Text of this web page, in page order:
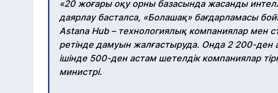
«20 жоғары оқу орны базасында жасанды
даярлау басталса, «Болашақ» бағдарламасы
Astana Hub – технологиялық компаниялар мен
ретінде дамуын жалғастыруда. Онда 2 200-ден
ішінде 500-ден астам шетелдік компаниялар
министрі.